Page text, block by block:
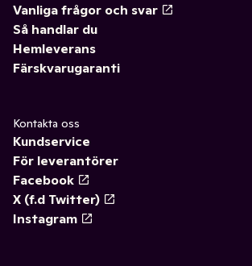
Vanliga frågor och svar
Så handlar du
Hemleverans
Färskvarugaranti
Kontakta oss
Kundservice
För leverantörer
Facebook
X (f.d Twitter)
Instagram